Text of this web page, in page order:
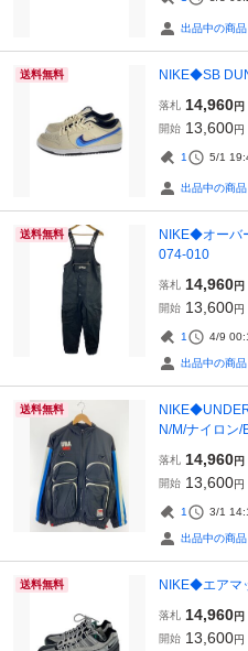
出品中の商品
送料無料 NIKE◆SB
落札 14,960円
開始 13,600円
1 5/1
出品中の商品
送料無料
NIKE◆オーバ
074-010
落札 14,960円
開始 13,600円
1 4/9
出品中の商品
送料無料
N/M/ナイロン/
落札 14,960円
開始 13,600円
1 3/1
出品中の商品
送料無料 NIKE◆エアマ
落札 14,960円
開始 13,600円